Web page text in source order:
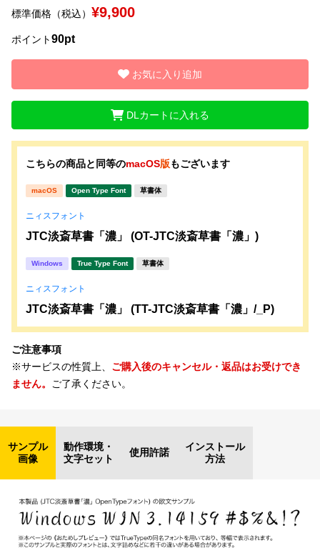
価格帯
リセット 検索
標準価格（税込） ¥9,900
ポイント90pt
お気に入り追加
DLカートに入れる
こちらの商品と同等のmacOS版もございます
macOS Open Type Font 草書体
ニィスフォント
JTC淡斎草書「濃」 (OT-JTC淡斎草書「濃」)
Windows True Type Font 草書体
ニィスフォント
JTC淡斎草書「濃」 (TT-JTC淡斎草書「濃」/_P)
ご注意事項
※サービスの性質上、 ご購入後のキャンセル・返品はお受けでき
ません。
ご了承ください。
サンプル
画像
動作環境・
文字セット
使用許諾
インストール
方法